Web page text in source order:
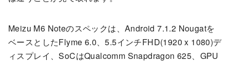
Meizu M6 Noteのスペックは、Android 7.1.2 Nougatを
ベースとしたFlyme 6.0、5.5インチFHD(1920 x 1080)デ
ィスプレイ、SoCはQualcomm Snapdragon 625、GPU